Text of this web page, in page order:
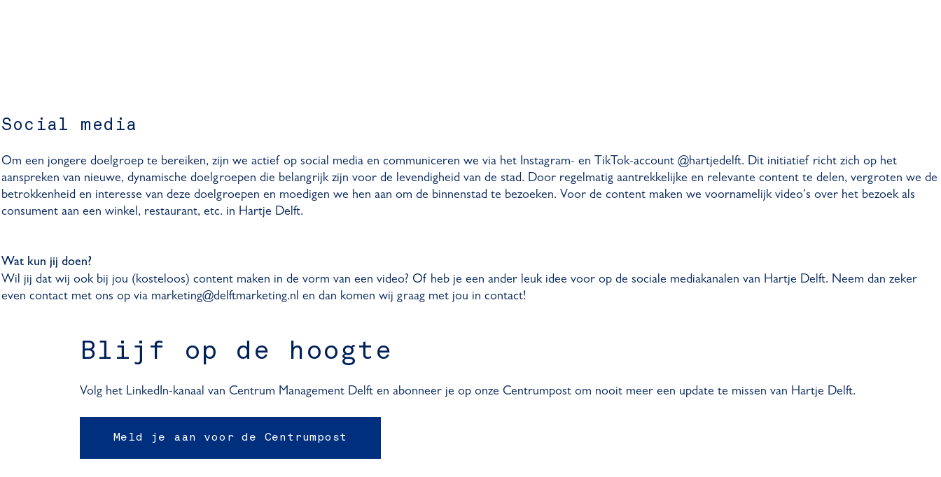
Social media
Om een jongere doelgroep te bereiken, zijn we actief op social media en communiceren we via het Instagram- en TikTok-account @hartjedelft. Dit initiatief richt zich op het
aanspreken van nieuwe, dynamische doelgroepen die belangrijk zijn voor de levendigheid van de stad. Door regelmatig aantrekkelijke en relevante content te delen, vergroten we de
betrokkenheid en interesse van deze doelgroepen en moedigen we hen aan om de binnenstad te bezoeken. Voor de content maken we voornamelijk video's over het bezoek als
consument aan een winkel, restaurant, etc. in Hartje Delft.
Wat kun jij doen?
Wil jij dat wij ook bij jou (kosteloos) content maken in de vorm van een video? Of heb je een ander leuk idee voor op de sociale mediakanalen van Hartje Delft. Neem dan zeker
even contact met ons op via marketing@delftmarketing.nl en dan komen wij graag met jou in contact!
Blijf op de hoogte
Volg het LinkedIn-kanaal van Centrum Management Delft en abonneer je op onze Centrumpost om nooit meer een update te missen van Hartje Delft.
Meld je aan voor de Centrumpost